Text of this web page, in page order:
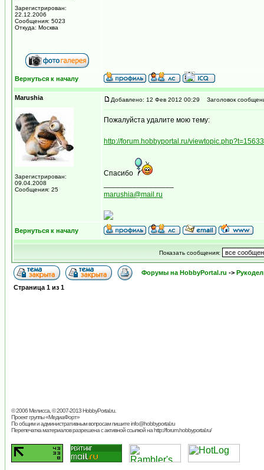
Зарегистрирован:
22.12.2006
Сообщения: 5023
Откуда: Москва
Вернуться к началу
Marushia
Зарегистрирован:
09.04.2008
Сообщения: 25
Добавлено: 12 Фев 2012 00:29 Заголовок
Пожалуйста удалите мою тему:
http://forum.hobbyportal.ru/viewtopic.php?t=15633
Спасибо
marushia@mail.ru
Вернуться к началу
Показать сообщения:
Форумы на HobbyPortal.ru ->
Страница 1 из 1
© 2006 Мелисса, © 2007-2013HobbyPortal.ru
Проект группы «МедиаФорт»
По общим и административным вопросам пишитеinfo@hobbyportal.ru
Перепечатка материалов разрешена с активной ссылкой на http://forum.hobbyportal.ru/